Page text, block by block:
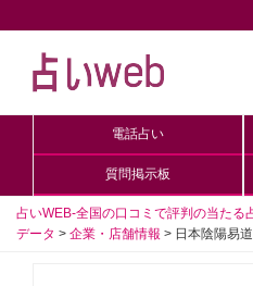
電話占い
質問掲示板
占いWEB-全国の口コミで評判の当たる
データ > 企業・店舗情報 > 日本陰陽易